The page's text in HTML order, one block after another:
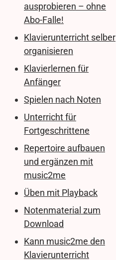
ausprobieren – ohne
Abo-Falle!
Klavierunterricht selber
organisieren
Klavierlernen für
Anfänger
Spielen nach Noten
Unterricht für
Fortgeschrittene
Repertoire aufbauen
und ergänzen mit
music2me
Üben mit Playback
Notenmaterial zum
Download
Kann music2me den
Klavierunterricht